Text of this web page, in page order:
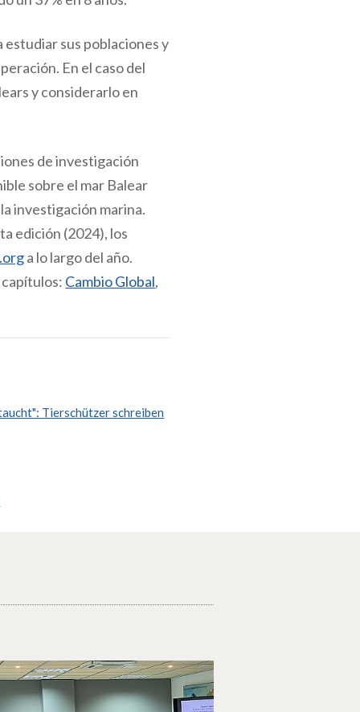
estudiar sus poblaciones y
En el caso del
y considerarlo en
de investigación
sobre el mar Balear
investigación marina.
edición (2024), los
a lo largo del año.
Cambio Global,
Tierschützer schreiben